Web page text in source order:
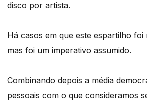
disco por artista.
Há casos em que este espartilho foi
mas foi um imperativo assumido.
Combinando depois a média
pessoais com o que consideramos